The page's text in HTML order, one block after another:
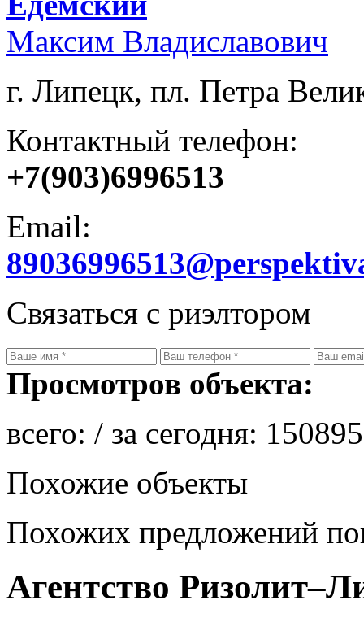
Максим Владиславович
г. Липецк, пл. Петра
Контактный телефон:
+7(903)6996513
Email:
Связаться с риэлтором
Просмотров объекта:
всего: / за сегодня:
Похожие объекты
Похожих предложений
Агентство